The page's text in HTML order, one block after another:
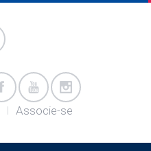
Associe-se